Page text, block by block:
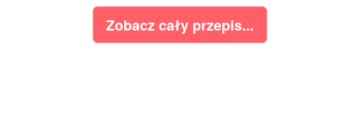
Zobacz cały przepis...